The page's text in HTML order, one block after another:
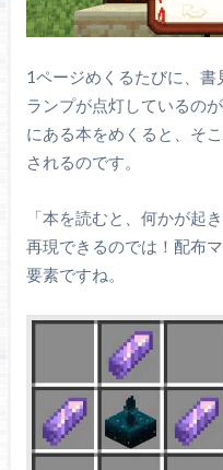
1ページめくるたびに、
ランプが点灯しているの
にある本をめくると、そ
されるのです。
「本を読むと、何かが起
再現できるのでは！配布
要素ですね。